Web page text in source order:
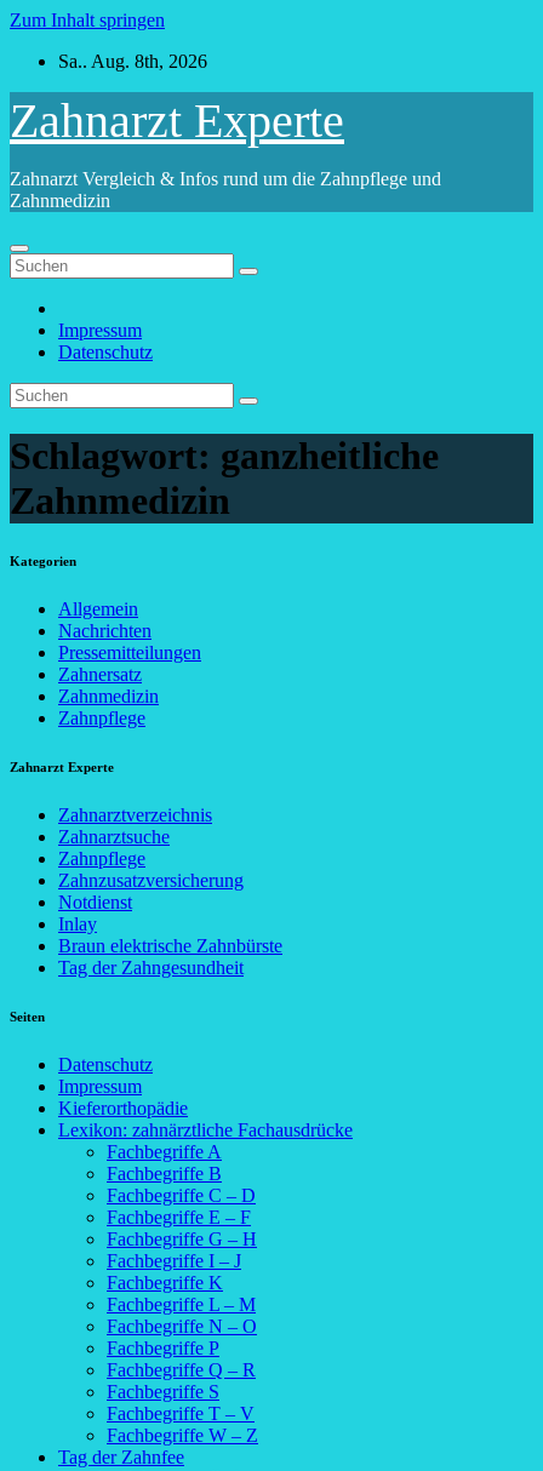
Zum Inhalt springen
Sa.. Aug. 8th, 2026
Zahnarzt Experte
Zahnarzt Vergleich & Infos rund um die Zahnpflege und
Zahnmedizin
Impressum
Datenschutz
Schlagwort: ganzheitliche
Zahnmedizin
Kategorien
Allgemein
Nachrichten
Pressemitteilungen
Zahnersatz
Zahnmedizin
Zahnpflege
Zahnarzt Experte
Zahnarztverzeichnis
Zahnarztsuche
Zahnpflege
Zahnzusatzversicherung
Notdienst
Inlay
Braun elektrische Zahnbürste
Tag der Zahngesundheit
Seiten
Datenschutz
Impressum
Kieferorthopädie
Lexikon: zahnärztliche Fachausdrücke
Fachbegriffe A
Fachbegriffe B
Fachbegriffe C – D
Fachbegriffe E – F
Fachbegriffe G – H
Fachbegriffe I – J
Fachbegriffe K
Fachbegriffe L – M
Fachbegriffe N – O
Fachbegriffe P
Fachbegriffe Q – R
Fachbegriffe S
Fachbegriffe T – V
Fachbegriffe W – Z
Tag der Zahnfee